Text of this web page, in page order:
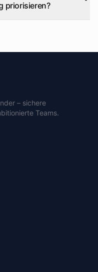
priorisieren?
– sichere
Teams.